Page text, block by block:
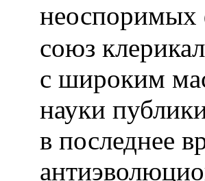
неоспоримых
союз
с широким
науки
в последнее